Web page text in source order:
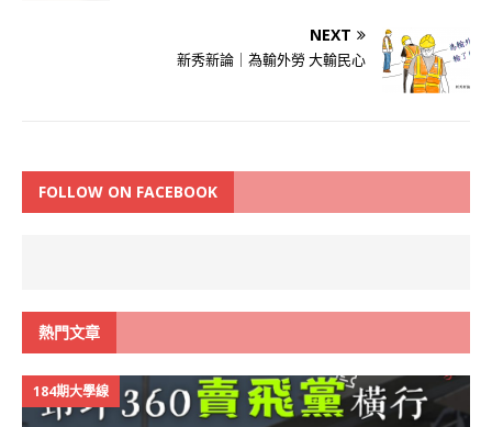
NEXT
新秀新論｜為輸外勞 大輸民心
FOLLOW ON FACEBOOK
熱門文章
184期大學線